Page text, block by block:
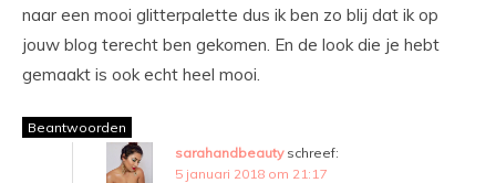
naar een mooi glitterpalette dus ik ben zo blij dat ik op
jouw blog terecht ben gekomen. En de look die je hebt
gemaakt is ook echt heel mooi.
Beantwoorden
sarahandbeauty schreef:
5 januari 2018 om 21:17